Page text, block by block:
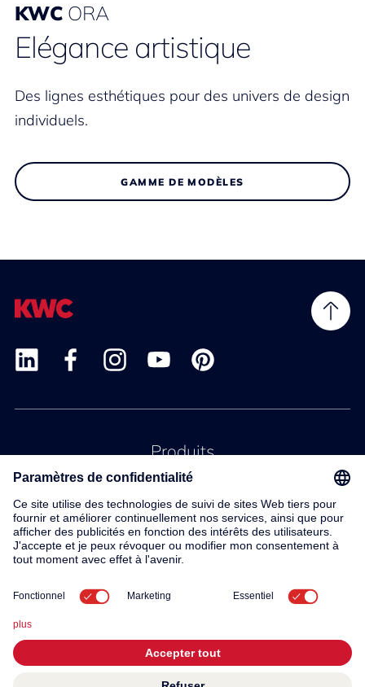
KWC ORA
Elégance artistique
Des lignes esthétiques pour des univers de design
individuels.
GAMME DE MODÈLES
Produits
Service
Contact
À propos de nous